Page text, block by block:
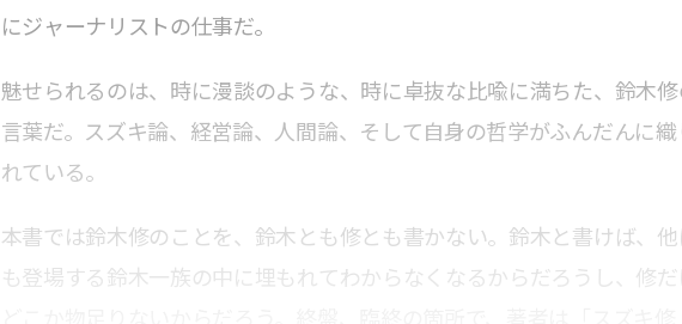
にジャーナリストの仕事だ。
魅せられるのは、時に漫談のような、時に卓抜な比喩に満ちた、鈴木
言葉だ。スズキ論、経営論、人間論、そして自身の哲学がふんだんに織
れている。
本書では鈴木修のことを、鈴木とも修とも書かない。鈴木と書けば、他
も登場する鈴木一族の中に埋もれてわからなくなるからだろうし、修だ